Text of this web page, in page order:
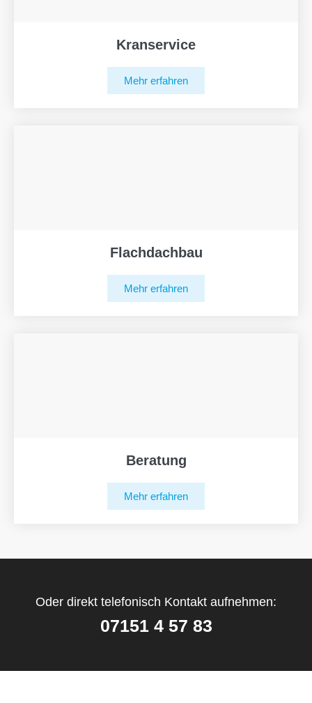
Kranservice
Mehr erfahren
Flachdachbau
Mehr erfahren
Beratung
Mehr erfahren
Oder direkt telefonisch Kontakt aufnehmen:
07151 4 57 83